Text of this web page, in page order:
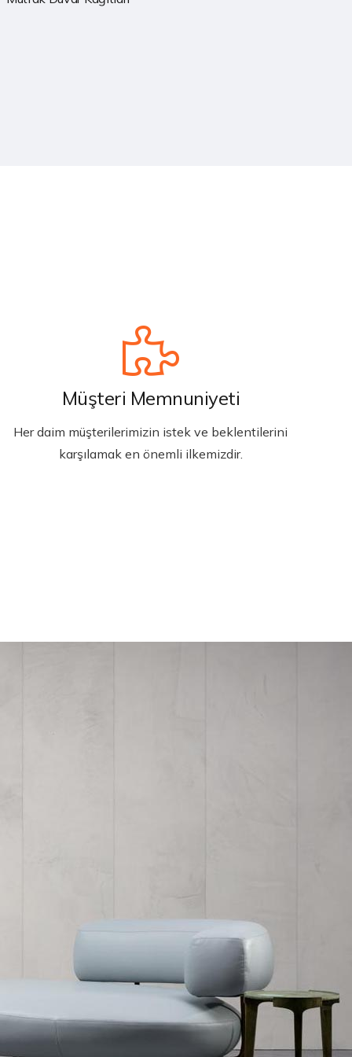
Müşteri Memnuniyeti
Her daim müşterilerimizin istek ve beklentilerini
karşılamak en önemli ilkemizdir.